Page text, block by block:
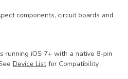
components, circuit boards and
running iOS 7+ with a native 8-pin
Device Listfor Compatibility